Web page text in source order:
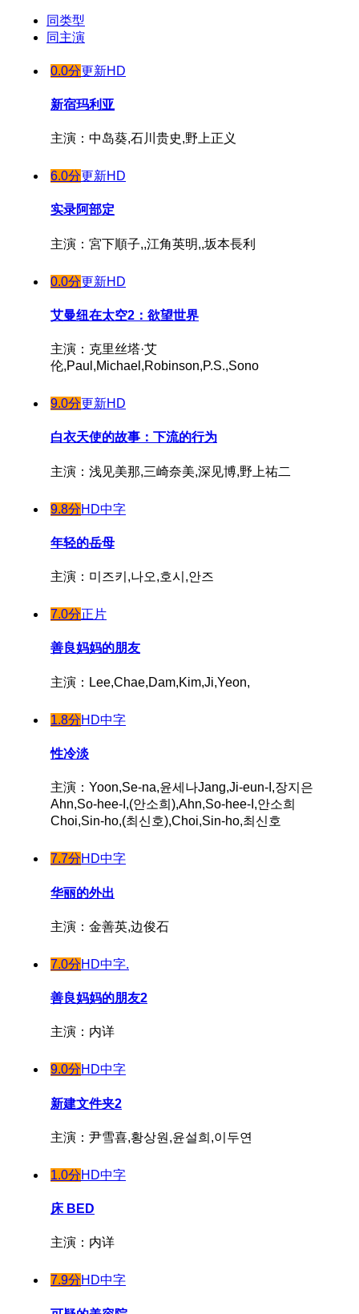
同类型
同主演
0.0分更新HD
新宿玛利亚
主演：中岛葵,石川贵史,野上正义
6.0分更新HD
实录阿部定
主演：宮下順子,,江角英明,,坂本長利
0.0分更新HD
艾曼纽在太空2：欲望世界
主演：克里丝塔·艾
伦,Paul,Michael,Robinson,P.S.,Sono
9.0分更新HD
白衣天使的故事：下流的行为
主演：浅见美那,三崎奈美,深见博,野上祐二
9.8分HD中字
年轻的岳母
主演：미즈키,나오,호시,안즈
7.0分正片
善良妈妈的朋友
主演：Lee,Chae,Dam,Kim,Ji,Yeon,
1.8分HD中字
性冷淡
主演：Yoon,Se-na,윤세나Jang,Ji-eun-I,장지은
Ahn,So-hee-I,(안소희),Ahn,So-hee-I,안소희
Choi,Sin-ho,(최신호),Choi,Sin-ho,최신호
7.7分HD中字
华丽的外出
主演：金善英,边俊石
7.0分HD中字.
善良妈妈的朋友2
主演：内详
9.0分HD中字
新建文件夹2
主演：尹雪喜,황상원,윤설희,이두연
1.0分HD中字
床 BED
主演：内详
7.9分HD中字